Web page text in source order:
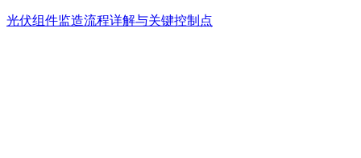
光伏组件监造流程详解与关键控制点